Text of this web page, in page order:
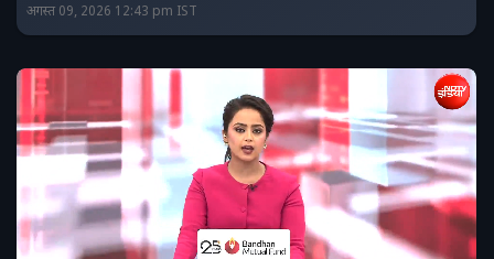
अगस्त 09, 2026 12:43 pm IST